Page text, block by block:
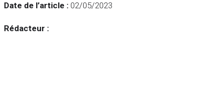
Date de l’article : 02/05/2023
Rédacteur :